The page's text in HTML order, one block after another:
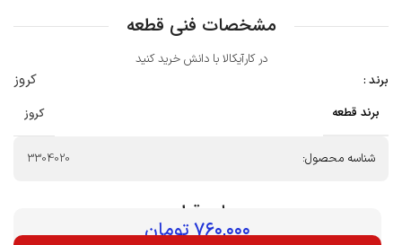
مشخصات فنی قطعه
در کارآیکالا با دانش خرید کنید
برند :
کروز
برند قطعه کروز
شناسه محصول: 3304020
بهای قطعه :
۷۶۰,۰۰۰تومان